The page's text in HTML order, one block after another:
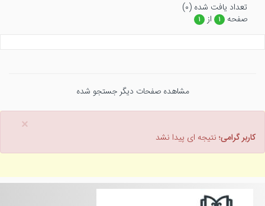
تعداد يافت شده (۰)
صفحه
۱ از ۱
مشاهده صفحات دیگر جستجو شده
×
کاربر گرامی؛ نتیجه ای پیدا نشد